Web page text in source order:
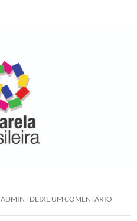
ADMIN DEIXE UM COMENTÁRIO